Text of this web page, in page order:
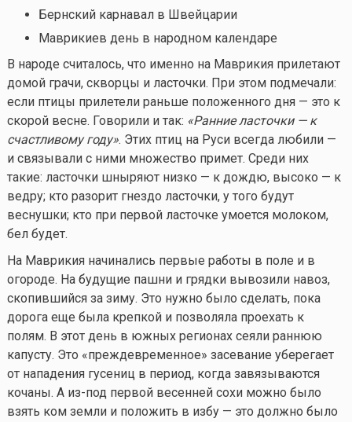
Бернский карнавал в Швейцарии
Маврикиев день в народном календаре
В народе считалось, что именно на Маврикия прилетают
домой грачи, скворцы и ласточки. При этом подмечали:
если птицы прилетели раньше положенного дня — это к
скорой весне. Говорили и так: «Ранние ласточки — к
счастливому году». Этих птиц на Руси всегда любили —
и связывали с ними множество примет. Среди них
такие: ласточки шныряют низко — к дождю, высоко — к
ведру; кто разорит гнездо ласточки, у того будут
веснушки; кто при первой ласточке умоется молоком,
бел будет.
На Маврикия начинались первые работы в поле и в
огороде. На будущие пашни и грядки вывозили навоз,
скопившийся за зиму. Это нужно было сделать, пока
дорога еще была крепкой и позволяла проехать к
полям. В этот день в южных регионах сеяли раннюю
капусту. Это «преждевременное» засевание уберегает
от нападения гусениц в период, когда завязываются
кочаны. А из-под первой весенней сохи можно было
взять ком земли и положить в избу — это должно было